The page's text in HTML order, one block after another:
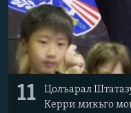
Все сайты РСЕ/РС
11
Цолъарал
Керри микьго